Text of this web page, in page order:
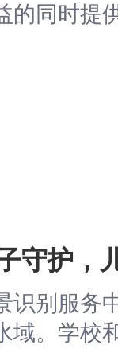
的同时提
守护，
识别服务
域。学校